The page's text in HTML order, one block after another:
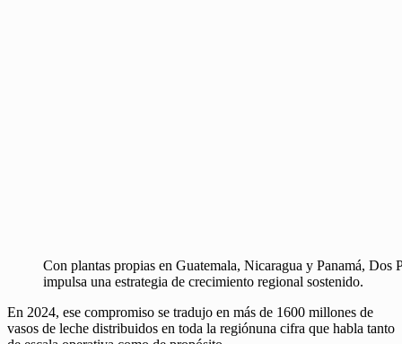
Con plantas propias en Guatemala, Nicaragua y Panamá, Dos
impulsa una estrategia de crecimiento regional sostenido.
En 2024, ese compromiso se tradujo en más de 1600 millones de
vasos de leche distribuidos en toda la regiónuna cifra que habla tanto